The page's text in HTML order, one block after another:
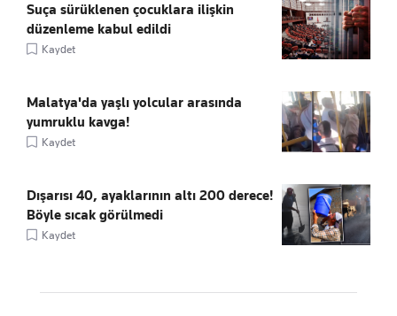
Suça sürüklenen çocuklara ilişkin
düzenleme kabul edildi
Kaydet
Malatya'da yaşlı yolcular arasında
yumruklu kavga!
Kaydet
Dışarısı 40, ayaklarının altı 200 derece!
Böyle sıcak görülmedi
Kaydet